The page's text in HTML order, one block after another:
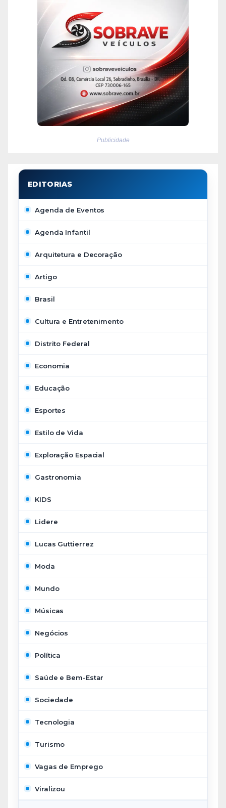
Publicidade
Agenda de Eventos
Agenda Infantil
Arquitetura e Decoração
Artigo
Brasil
Cultura e Entretenimento
Distrito Federal
Economia
Educação
Esportes
Estilo de Vida
Exploração Espacial
Gastronomia
KIDS
Lidere
Lucas Guttierrez
Moda
Mundo
Músicas
Negócios
Política
Saúde e Bem-Estar
Sociedade
Tecnologia
Turismo
Vagas de Emprego
Viralizou